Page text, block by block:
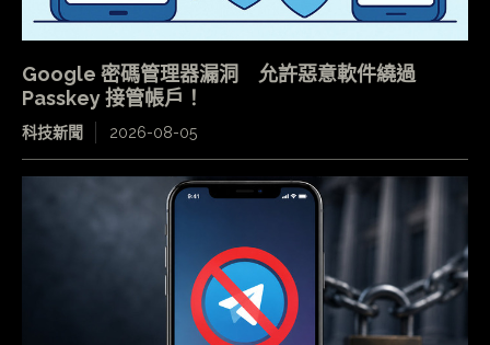
Google 密碼管理器漏洞 允許惡意軟件繞過
Passkey 接管帳戶！
科技新聞 2026-08-05